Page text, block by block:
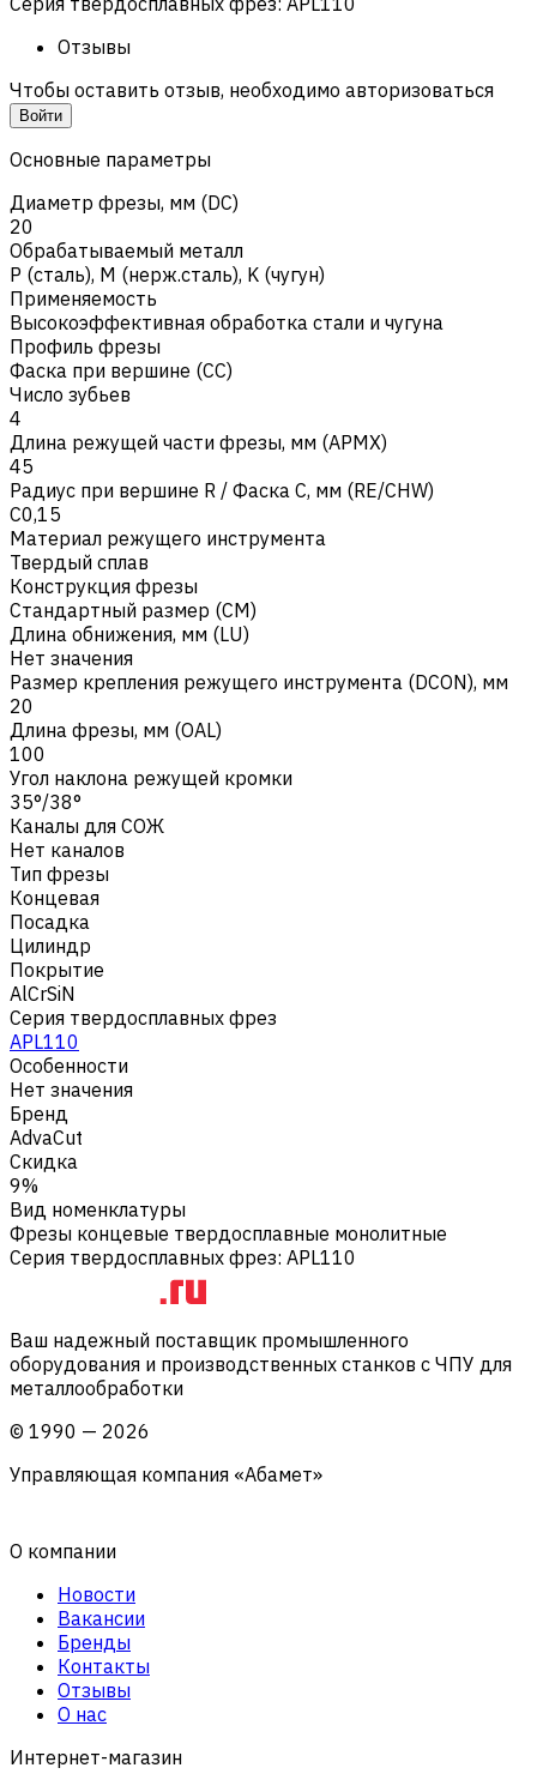
Отзывы
Чтобы оставить отзыв, необходимо авторизоваться
Войти
Основные параметры
Диаметр фрезы, мм (DC)
20
Обрабатываемый металл
Р (сталь), M (нерж.сталь), K (чугун)
Применяемость
Высокоэффективная обработка стали и чугуна
Профиль фрезы
Фаска при вершине (CC)
Число зубьев
4
Длина режущей части фрезы, мм (APMX)
45
Радиус при вершине R / Фаска C, мм (RE/CHW)
C0,15
Материал режущего инструмента
Твердый сплав
Конструкция фрезы
Стандартный размер (CM)
Длина обнижения, мм (LU)
Нет значения
Размер крепления режущего инструмента (DCON), мм
20
Длина фрезы, мм (OAL)
100
Угол наклона режущей кромки
35°/38°
Каналы для СОЖ
Нет каналов
Тип фрезы
Концевая
Посадка
Цилиндр
Покрытие
AlCrSiN
Серия твердосплавных фрез
APL110
Особенности
Нет значения
Бренд
AdvaCut
Скидка
9%
Вид номенклатуры
Фрезы концевые твердосплавные монолитные
Серия твердосплавных фрез: APL110
Ваш надежный поставщик промышленного
оборудования и производственных станков с ЧПУ для
металлообработки
© 1990 — 2026
Управляющая компания «Абамет»
О компании
Новости
Вакансии
Бренды
Контакты
Отзывы
О нас
Интернет-магазин